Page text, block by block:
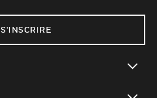
S'INSCRIRE